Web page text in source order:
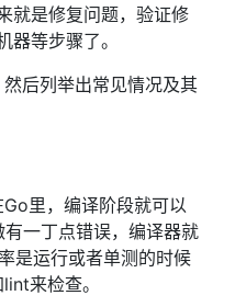
就是修复问题，验证修
器等步骤了。
后列举出常见情况及其
里，编译阶段就可以
一丁点错误，编译器就
是运行或者单测的时候
来检查。